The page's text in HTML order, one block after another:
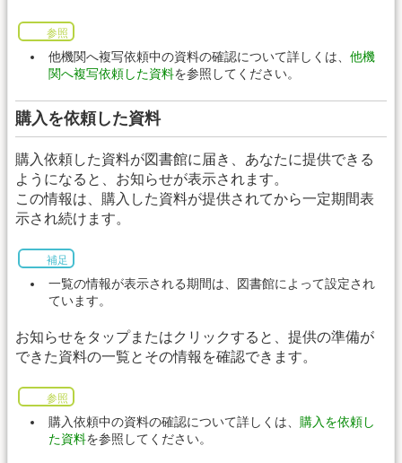
参照
他機関へ複写依頼中の資料の確認について詳しくは、 他機
関へ複写依頼した資料を参照してください。
購入を依頼した資料
購入依頼した資料が図書館に届き、あなたに提供できる
ようになると、お知らせが表示されます。
この情報は、購入した資料が提供されてから一定期間表
示され続けます。
補足
一覧の情報が表示される期間は、図書館によって設定され
ています。
お知らせをタップまたはクリックすると、提供の準備が
できた資料の一覧とその情報を確認できます。
参照
購入依頼中の資料の確認について詳しくは、 購入を依頼し
た資料を参照してください。